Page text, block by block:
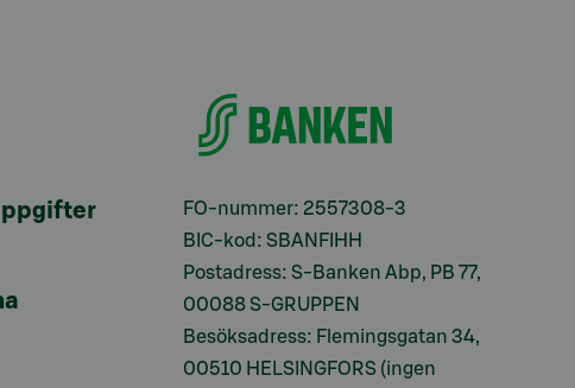
FO-nummer: 2557308-3
BIC-kod: SBANFIHH
Postadress: S-Banken Abp, PB 77,
00088 S-GRUPPEN
Besöksadress: Flemingsgatan 34,
00510 HELSINGFORS (ingen